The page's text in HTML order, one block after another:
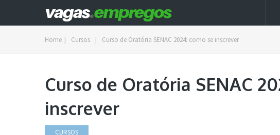
Home | Cursos | Curso de Oratória SENAC 2024: como se inscrever
Curso de Oratória SENAC
inscrever
CURSOS